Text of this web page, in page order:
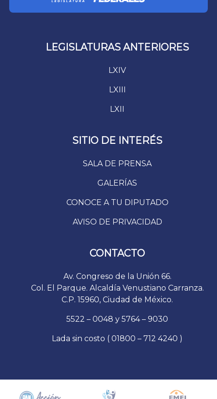
LEGISLATURAS ANTERIORES
LXIV
LXIII
LXII
SITIO DE INTERÉS
SALA DE PRENSA
GALERÍAS
CONOCE A TU DIPUTADO
AVISO DE PRIVACIDAD
CONTACTO
Av. Congreso de la Unión 66.
Col. El Parque. Alcaldía Venustiano Carranza.
C.P. 15960, Ciudad de México.
5522 – 0048 y 5764 – 9030
Lada sin costo ( 01800 – 712 4240 )